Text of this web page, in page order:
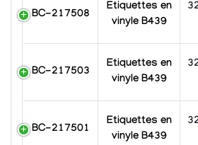
BC-217508
Etiquettes en
vinyle B439
BC-217503
Etiquettes en
vinyle B439
BC-217501
Etiquettes en
vinyle B439